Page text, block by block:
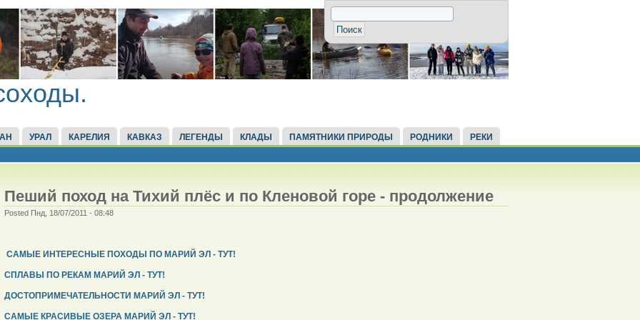
УРАЛ КАРЕЛИЯ КАВКАЗ ЛЕГЕНДЫ КЛАДЫ ПАМЯТНИКИ ПРИРОДЫ РОДНИКИ РЕКИ
Пеший поход на Тихий плёс и по Кленовой горе - продолжение
Posted Пнд, 18/07/2011 - 08:48
САМЫЕ ИНТЕРЕСНЫЕ ПОХОДЫ ПО МАРИЙ ЭЛ - ТУТ!
СПЛАВЫ ПО РЕКАМ МАРИЙ ЭЛ - ТУТ!
ДОСТОПРИМЕЧАТЕЛЬНОСТИ МАРИЙ ЭЛ - ТУТ!
САМЫЕ КРАСИВЫЕ ОЗЕРА МАРИЙ ЭЛ - ТУТ!